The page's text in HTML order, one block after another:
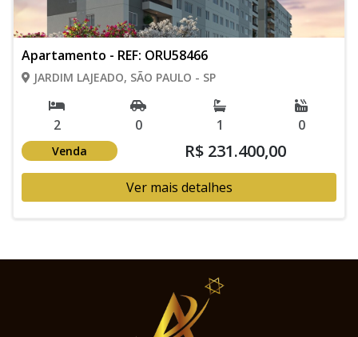
Apartamento - REF: ORU58466
JARDIM LAJEADO, SÃO PAULO - SP
2 0 1 0
Venda R$ 231.400,00
Ver mais detalhes